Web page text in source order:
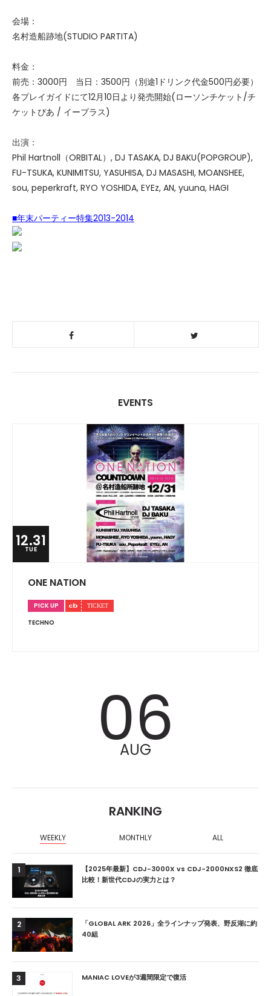
会場：
名村造船跡地(STUDIO PARTITA)
料金：
前売：3000円 当日：3500円（別途1ドリンク代金500円必要）
各プレイガイドにて12月10日より発売開始(ローソンチケット/チ
ケットぴあ / イープラス)
出演：
Phil Hartnoll（ORBITAL）, DJ TASAKA, DJ BAKU(POPGROUP),
FU-TSUKA, KUNIMITSU, YASUHISA, DJ MASASHI, MOANSHEE,
sou, peperkraft, RYO YOSHIDA, EYEz, AN, yuuna, HAGI
■年末パーティー特集2013-2014
EVENTS
12.31
TUE
ONE NATION
PICK UP
TECHNO
06
AUG
RANKING
WEEKLY MONTHLY ALL
1
【2025年最新】CDJ-3000X vs CDJ-2000NXS2 徹底
比較！新世代CDJの実力とは？
2
「GLOBAL ARK 2026」全ラインナップ発表、野反湖に約
40組
3 MANIAC LOVEが3週間限定で復活